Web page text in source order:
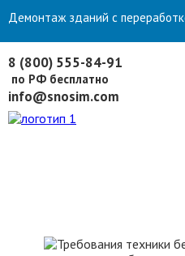
8 (800) 555-84-91
по РФ бесплатно
info@snosim.com
Демонтаж зданий с